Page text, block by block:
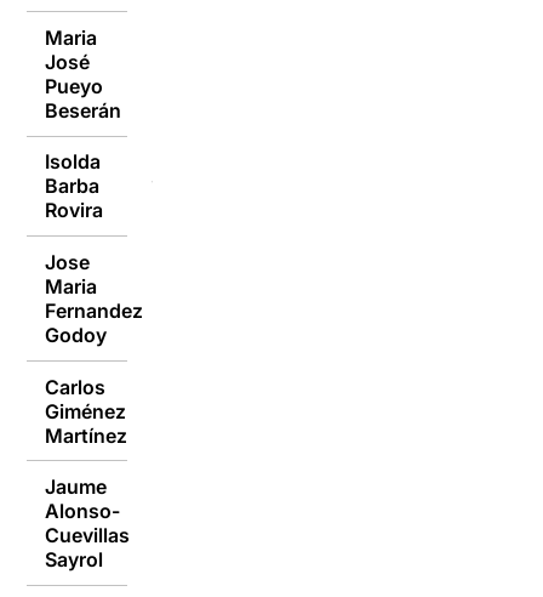
Maria
José
Pueyo
Beserán
Isolda
Barba
Rovira
14/03/2016
Jose
Maria
Fernandez
Godoy
Carlos
Giménez
Martínez
Jaume
Alonso-
Cuevillas
Sayrol